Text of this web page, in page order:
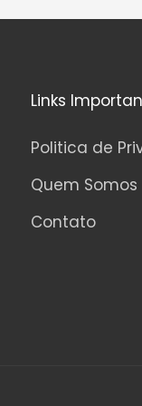
Links
Politica de
Quem Somos
Contato